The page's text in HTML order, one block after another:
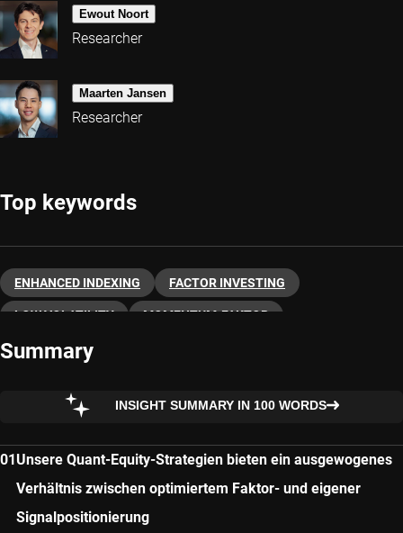
Ewout Noort
Researcher
Maarten Jansen
Researcher
Top keywords
ENHANCED INDEXING FACTOR INVESTING
LOW VOLATILITY MOMENTUM-FAKTOR
NEXT-GENERATION QUANT
VALUE-FAKTOR
Summary
INSIGHT SUMMARY IN 100 WORDS
Unsere Quant-Equity-Strategien bieten ein ausgewogenes
Verhältnis zwischen optimiertem Faktor- und eigener
Signalpositionierung